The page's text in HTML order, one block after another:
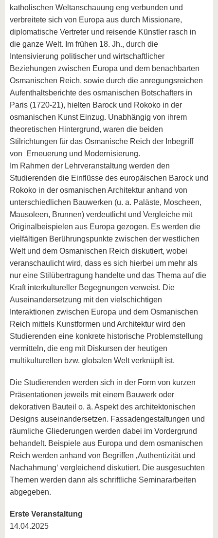
katholischen Weltanschauung eng verbunden und
verbreitete sich von Europa aus durch Missionare,
diplomatische Vertreter und reisende Künstler rasch in
die ganze Welt. Im frühen 18. Jh., durch die
Intensivierung politischer und wirtschaftlicher
Beziehungen zwischen Europa und dem benachbarten
Osmanischen Reich, sowie durch die anregungsreichen
Aufenthaltsberichte des osmanischen Botschafters in
Paris (1720-21), hielten Barock und Rokoko in der
osmanischen Kunst Einzug. Unabhängig von ihrem
theoretischen Hintergrund, waren die beiden
Stilrichtungen für das Osmanische Reich der Inbegriff
von Erneuerung und Modernisierung.
Im Rahmen der Lehrveranstaltung werden den
Studierenden die Einflüsse des europäischen Barock und
Rokoko in der osmanischen Architektur anhand von
unterschiedlichen Bauwerken (u. a. Paläste, Moscheen,
Mausoleen, Brunnen) verdeutlicht und Vergleiche mit
Originalbeispielen aus Europa gezogen. Es werden die
vielfältigen Berührungspunkte zwischen der westlichen
Welt und dem Osmanischen Reich diskutiert, wobei
veranschaulicht wird, dass es sich hierbei um mehr als
nur eine Stilübertragung handelte und das Thema auf die
Kraft interkultureller Begegnungen verweist. Die
Auseinandersetzung mit den vielschichtigen
Interaktionen zwischen Europa und dem Osmanischen
Reich mittels Kunstformen und Architektur wird den
Studierenden eine konkrete historische Problemstellung
vermitteln, die eng mit Diskursen der heutigen
multikulturellen bzw. globalen Welt verknüpft ist.
Die Studierenden werden sich in der Form von kurzen
Präsentationen jeweils mit einem Bauwerk oder
dekorativen Bauteil o. ä. Aspekt des architektonischen
Designs auseinandersetzen. Fassadengestaltungen und
räumliche Gliederungen werden dabei im Vordergrund
behandelt. Beispiele aus Europa und dem osmanischen
Reich werden anhand von Begriffen ‚Authentizität und
Nachahmung‘ vergleichend diskutiert. Die ausgesuchten
Themen werden dann als schriftliche Seminararbeiten
abgegeben.
Erste Veranstaltung
14.04.2025